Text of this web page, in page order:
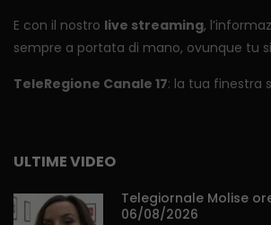
E con il nostro live streaming,
sempre a portata di mano, ovunque tu
TeleRegione Canale 17: la tua finestra
ULTIME VIDEO
Telegiornale Molise
06/08/2026